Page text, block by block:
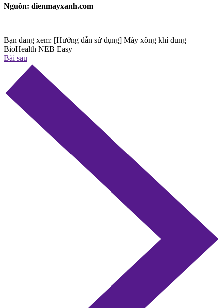
Nguồn: dienmayxanh.com
Bạn đang xem: [Hướng dẫn sử dụng] Máy xông khí dung
BioHealth NEB Easy
Bài sau